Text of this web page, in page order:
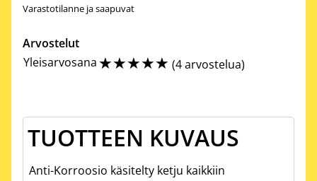
Varastotilanne ja saapuvat
Arvostelut
Yleisarvosana☆☆☆☆☆ (4 arvostelua)
TUOTTEEN KUVAUS
Anti-Korroosio käsitelty ketju kaikkiin